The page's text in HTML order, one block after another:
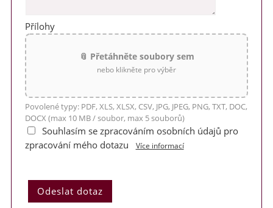
Přílohy
📎 Přetáhněte soubory sem
nebo klikněte pro výběr
Povolené typy: PDF, XLS, XLSX, CSV, JPG, JPEG, PNG, TXT, DOC,
DOCX (max 10 MB / soubor, max 5 souborů)
Souhlasím se zpracováním osobních údajů pro
zpracování mého dotazu
Více informací